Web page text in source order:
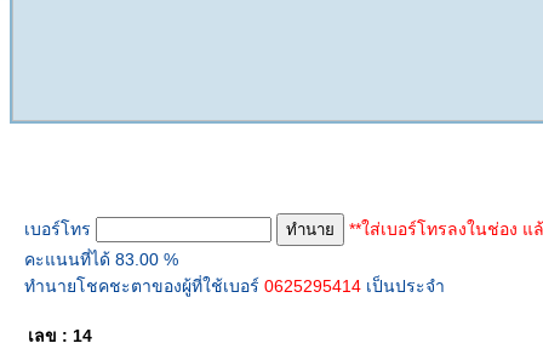
เบอร์โทร
**ใส่เบอร์โทรลงในช่อง แ
คะแนนที่ได้ 83.00 %
ทำนายโชคชะตาของผู้ที่ใช้เบอร์ 0625295414 เป็นประจำ
เลข : 14